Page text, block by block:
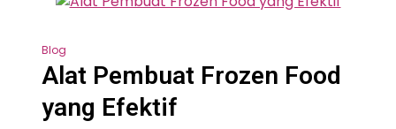
Blog
Alat Pembuat Frozen Food
yang Efektif